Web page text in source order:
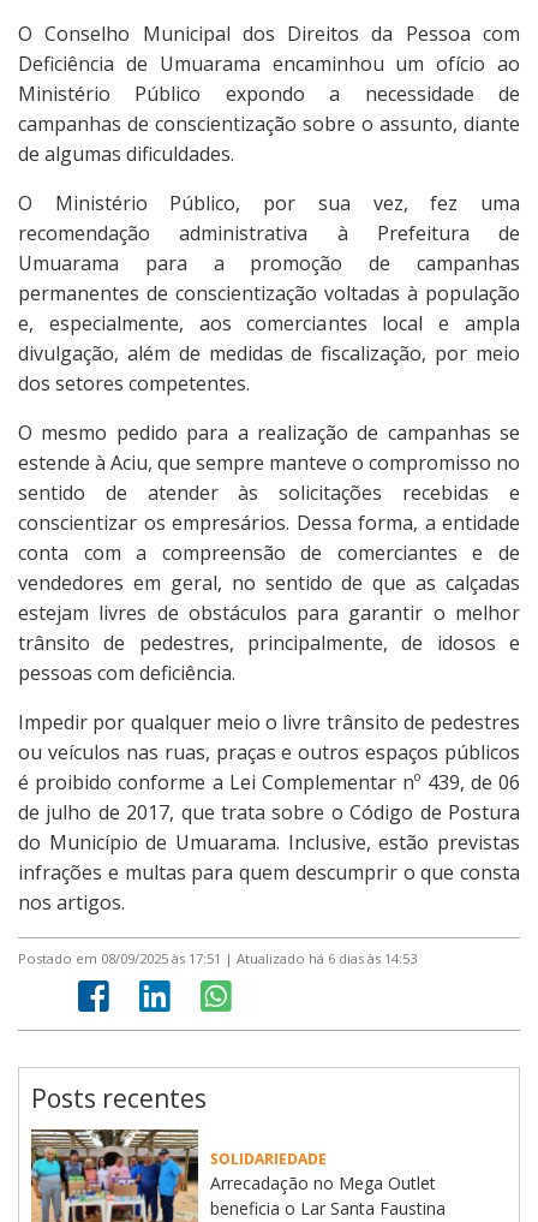
O Conselho Municipal dos Direitos da Pessoa com
Deficiência de Umuarama encaminhou um ofício ao
Ministério Público expondo a necessidade de
campanhas de conscientização sobre o assunto, diante
de algumas dificuldades.
O Ministério Público, por sua vez, fez uma
recomendação administrativa à Prefeitura de
Umuarama para a promoção de campanhas
permanentes de conscientização voltadas à população
e, especialmente, aos comerciantes local e ampla
divulgação, além de medidas de fiscalização, por meio
dos setores competentes.
O mesmo pedido para a realização de campanhas se
estende à Aciu, que sempre manteve o compromisso no
sentido de atender às solicitações recebidas e
conscientizar os empresários. Dessa forma, a entidade
conta com a compreensão de comerciantes e de
vendedores em geral, no sentido de que as calçadas
estejam livres de obstáculos para garantir o melhor
trânsito de pedestres, principalmente, de idosos e
pessoas com deficiência.
Impedir por qualquer meio o livre trânsito de pedestres
ou veículos nas ruas, praças e outros espaços públicos
é proibido conforme a Lei Complementar nº 439, de 06
de julho de 2017, que trata sobre o Código de Postura
do Município de Umuarama. Inclusive, estão previstas
infrações e multas para quem descumprir o que consta
nos artigos.
Postado em 08/09/2025 às 17:51 | Atualizado há 6 dias às 14:53
Posts recentes
SOLIDARIEDADE
Arrecadação no Mega Outlet
beneficia o Lar Santa Faustina